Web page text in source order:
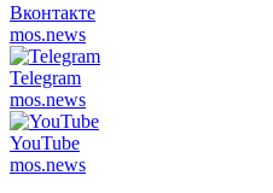
Вконтакте
mos.news
Telegram
mos.news
YouTube
mos.news